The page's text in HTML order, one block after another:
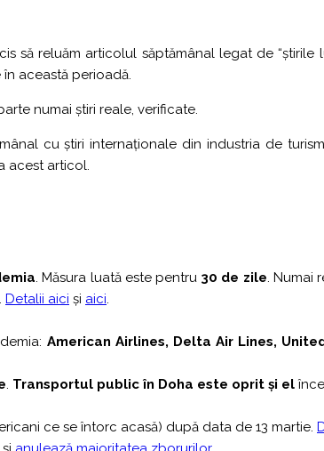
reluăm articolul săptămânal legat de
această perioadă.
numai știri reale, verificate.
cu știri internaționale din industria de
acest articol.
. Măsura luată este pentru 30 de zile. Numai
Detalii aici și aici.
American Airlines, Delta Air Lines,
. Transportul public în Doha este oprit și el
ce se întorc acasă) după data de 13 martie.